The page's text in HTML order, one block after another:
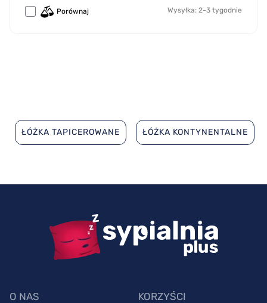
Porównaj Wysyłka: 2-3 tygodnie
ŁÓŻKA TAPICEROWANE ŁÓŻKA KONTYNENTALNE
O NAS KORZYŚCI